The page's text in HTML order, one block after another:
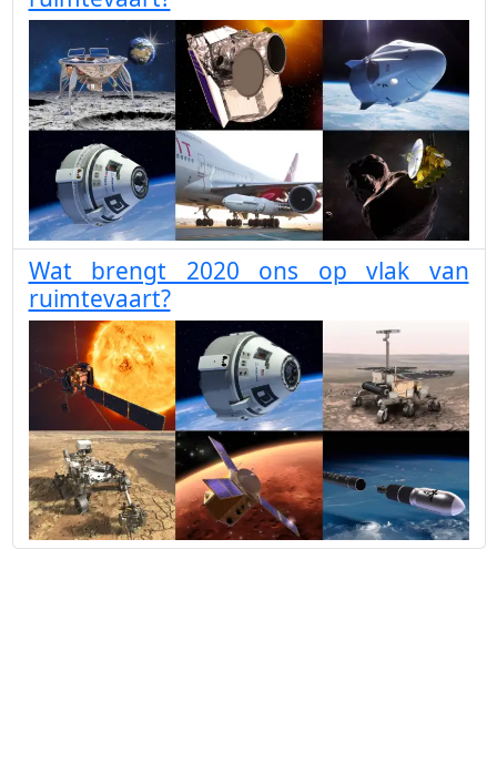
Wat brengt 2020 ons op vlak van
ruimtevaart?